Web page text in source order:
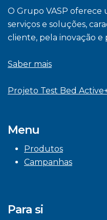
O Grupo VASP oferece
serviços e soluções,
cliente, pela inovação e
Saber mais
Projeto Test Bed
Menu
Produtos
Campanhas
Para si